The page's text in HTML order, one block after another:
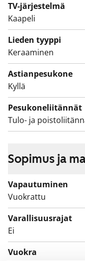
jääkaappipakastin
Kylpyhuoneessa
lattialaatat,
Pyykinpesukoneelle
Asunto ja koko talo
Talo piha-alueineen
TV-järjestelmä
Kaapeli
Lieden tyyppi
Keraaminen
Astianpesukone
Kyllä
Pesukoneliitännät
Tulo- ja
Sopimus ja
Vapautuminen
Vuokrattu
Varallisuusrajat
Ei
Vuokra